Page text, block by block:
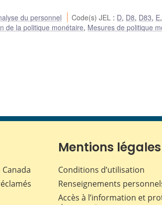
du personnel Code(s) JEL : D, D8, D83, E,
de la politique monétaire, Mesures de politique
Mentions légales
Conditions d’utilisation
Renseignements
Accès à l’information et